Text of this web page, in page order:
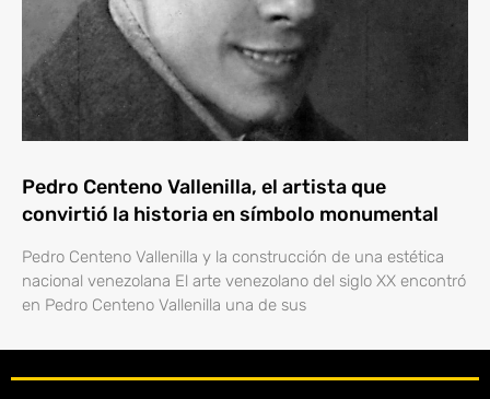
Pedro Centeno Vallenilla, el artista que
convirtió la historia en símbolo monumental
Pedro Centeno Vallenilla y la construcción de una estética
nacional venezolana El arte venezolano del siglo XX encontró
en Pedro Centeno Vallenilla una de sus